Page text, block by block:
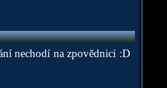
nechodí na zpovědnici :D